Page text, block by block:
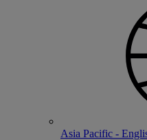
Asia Pacific -